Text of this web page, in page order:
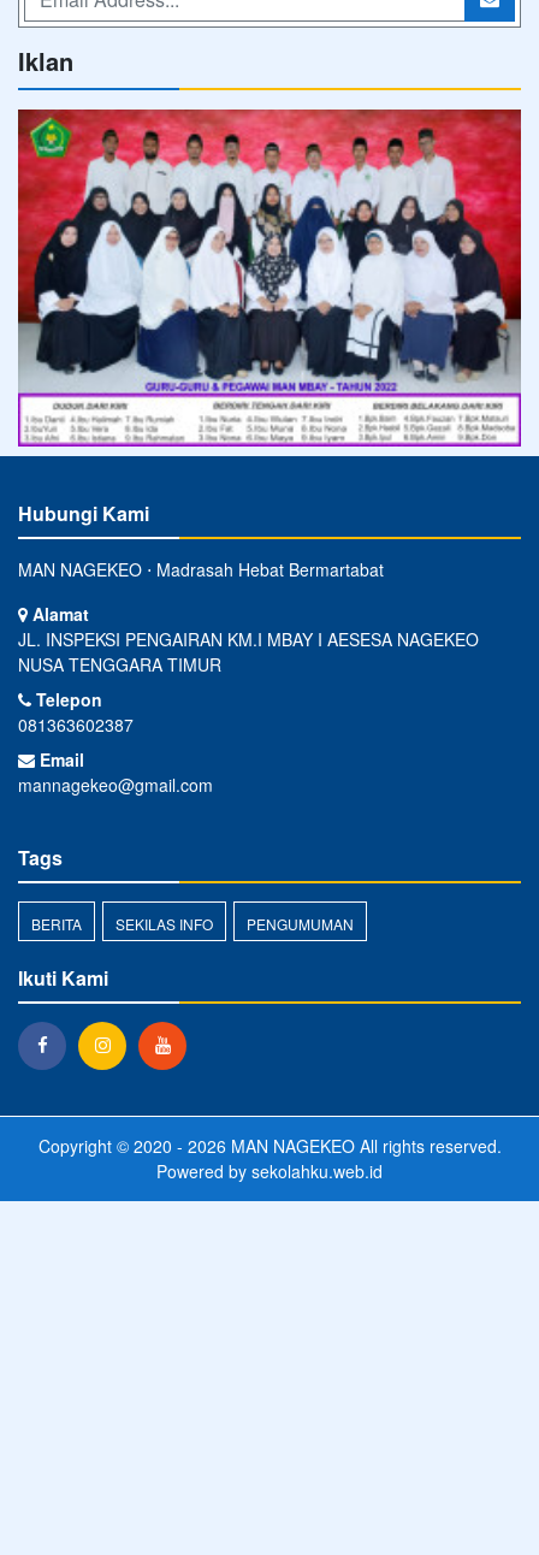
Iklan
Hubungi Kami
MAN NAGEKEO ⋅ Madrasah Hebat Bermartabat
Alamat
JL. INSPEKSI PENGAIRAN KM.I MBAY I AESESA NAGEKEO
NUSA TENGGARA TIMUR
Telepon
081363602387
Email
mannagekeo@gmail.com
Tags
BERITA SEKILAS INFO PENGUMUMAN
Ikuti Kami
Copyright © 2020 - 2026 MAN NAGEKEOAll rights reserved.
Powered by sekolahku.web.id